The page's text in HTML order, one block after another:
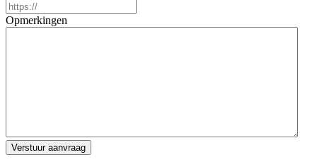
Opmerkingen